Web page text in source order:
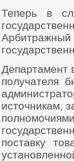
Теперь в
Департамент
получателя
источникам,
поставку